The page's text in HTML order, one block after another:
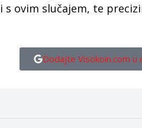
s ovim slučajem, te
Dodajte Visokoin.com u